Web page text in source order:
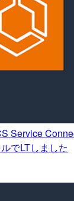
Service
でLTしました